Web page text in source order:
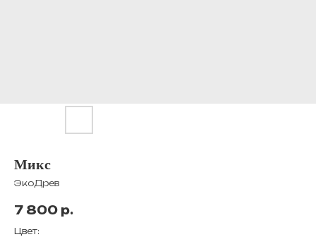
Микс
ЭкоДрев
7 800 р.
Цвет: